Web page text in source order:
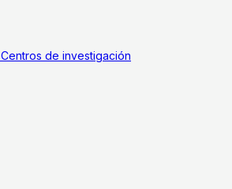
Centros de investigación